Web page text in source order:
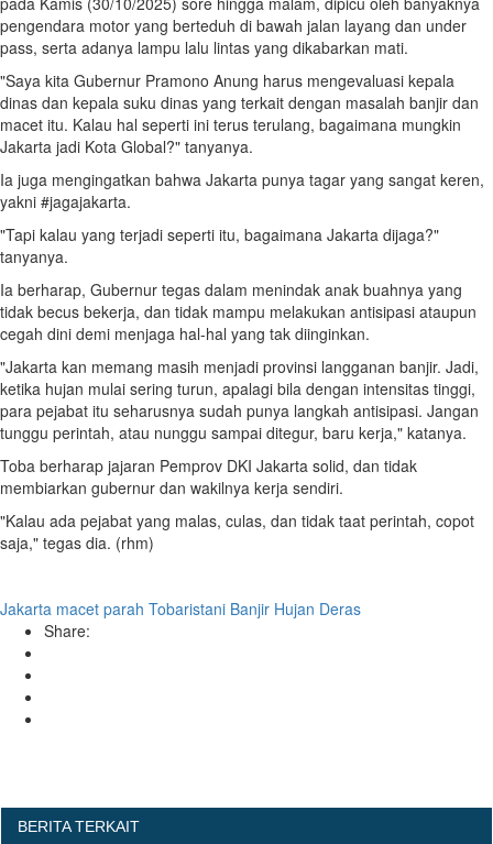
pengendara motor yang berteduh di bawah jalan layang dan under
pass, serta adanya lampu lalu lintas yang dikabarkan mati.
"Saya kita Gubernur Pramono Anung harus mengevaluasi kepala
dinas dan kepala suku dinas yang terkait dengan masalah banjir dan
macet itu. Kalau hal seperti ini terus terulang, bagaimana mungkin
Jakarta jadi Kota Global?" tanyanya.
Ia juga mengingatkan bahwa Jakarta punya tagar yang sangat keren,
yakni #jagajakarta.
"Tapi kalau yang terjadi seperti itu, bagaimana Jakarta dijaga?"
tanyanya.
Ia berharap, Gubernur tegas dalam menindak anak buahnya yang
tidak becus bekerja, dan tidak mampu melakukan antisipasi ataupun
cegah dini demi menjaga hal-hal yang tak diinginkan.
"Jakarta kan memang masih menjadi provinsi langganan banjir. Jadi,
ketika hujan mulai sering turun, apalagi bila dengan intensitas tinggi,
para pejabat itu seharusnya sudah punya langkah antisipasi. Jangan
tunggu perintah, atau nunggu sampai ditegur, baru kerja," katanya.
Toba berharap jajaran Pemprov DKI Jakarta solid, dan tidak
membiarkan gubernur dan wakilnya kerja sendiri.
"Kalau ada pejabat yang malas, culas, dan tidak taat perintah, copot
saja," tegas dia. (rhm)
Jakarta macet parah Tobaristani Banjir Hujan Deras
Share:
BERITA TERKAIT